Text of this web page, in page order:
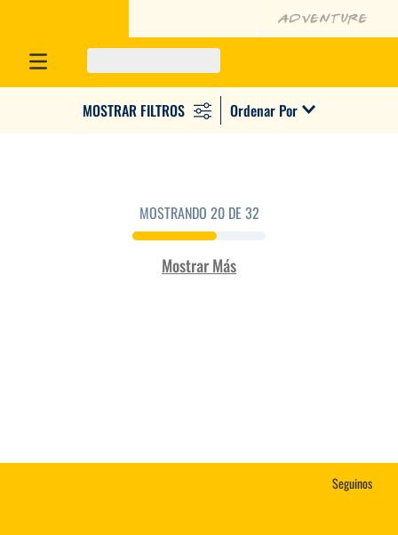
Ordenar Por
MOSTRANDO 20 DE 32
Mostrar Más
Seguinos